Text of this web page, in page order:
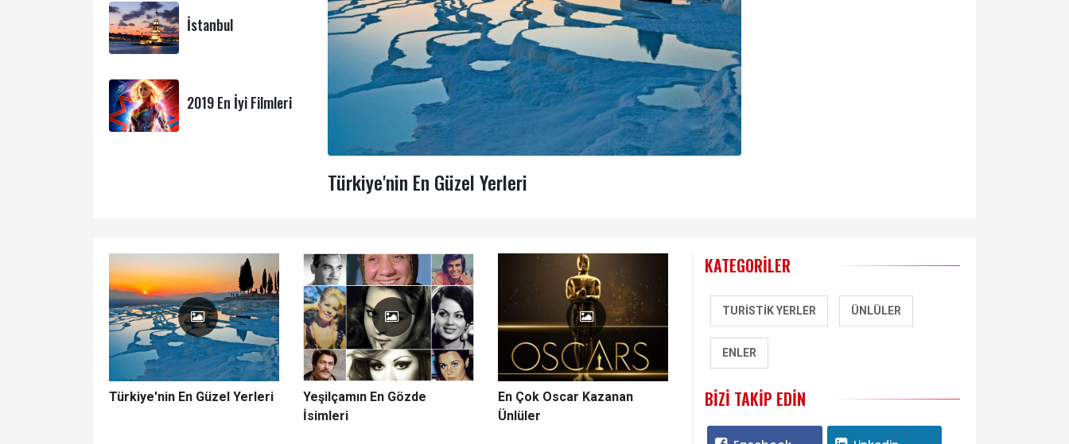
İstanbul
2019 En İyi Filmleri
Türkiye'nin En Güzel Yerleri
Türkiye'nin En Güzel Yerleri
Yeşilçamın En Gözde
İsimleri
En Çok Oscar Kazanan
Ünlüler
KATEGORILER
TURISTIK YERLER ÜNLÜLER
ENLER
BIZI TAKIP EDIN